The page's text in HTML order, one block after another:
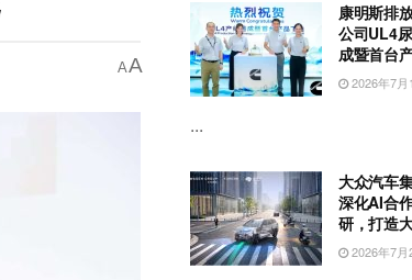
AA
康明斯排
公司UL4
成暨首台
2026年7月
...
大众汽车
深化AI合
研，打造
2026年7月